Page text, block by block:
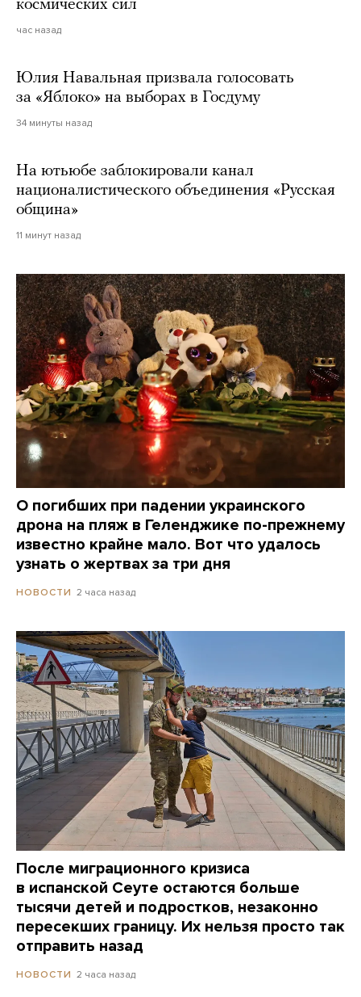
космических сил
час назад
Юлия Навальная призвала голосовать
за «Яблоко» на выборах в Госдуму
34 минуты назад
На ютьюбе заблокировали канал
националистического объединения «Русская
община»
11 минут назад
О погибших при падении украинского
дрона на пляж в Геленджике по-прежнему
известно крайне мало. Вот что удалось
узнать о жертвах за три дня
НОВОСТИ 2 часа назад
После миграционного кризиса
в испанской Сеуте остаются больше
тысячи детей и подростков, незаконно
пересекших границу. Их нельзя просто так
отправить назад
НОВОСТИ 2 часа назад